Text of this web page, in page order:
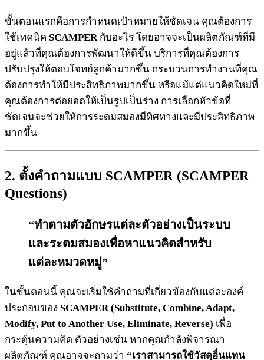
ขั้นตอนแรกคือการกำหนดเป้าหมายให้ชัดเจน คุณต้องการ
ใช้เทคนิค SCAMPER กับอะไร โดยอาจจะเป็นผลิตภัณฑ์ที่มี
อยู่แล้วที่คุณต้องการพัฒนาให้ดีขึ้น บริการที่คุณต้องการ
ปรับปรุงให้ตอบโจทย์ลูกค้ามากขึ้น กระบวนการทำงานที่คุณ
ต้องการทำให้มีประสิทธิภาพมากขึ้น หรือแม้แต่แนวคิดใหม่ที่
คุณต้องการต่อยอดให้เป็นรูปเป็นร่าง การเลือกหัวข้อที่
ชัดเจนจะช่วยให้การระดมสมองมีทิศทางและมีประสิทธิภาพ
มากขึ้น
2. ตั้งคำถามแบบ SCAMPER (SCAMPER
Questions)
“ทำตามตัวอักษรแต่ละตัวอย่างเป็นระบบ
และระดมสมองเพื่อหาแนวคิดสำหรับ
แต่ละหมวดหมู่”
ในขั้นตอนนี้ คุณจะเริ่มใช้คำถามที่เกี่ยวข้องกับแต่ละองค์
ประกอบของ SCAMPER (Substitute, Combine, Adapt,
Modify, Put to Another Use, Eliminate, Reverse) เพื่อ
กระตุ้นความคิด ตัวอย่างเช่น หากคุณกำลังพิจารณา
ผลิตภัณฑ์ คุณอาจจะถามว่า “เราสามารถใช้วัสดุอื่นแทน